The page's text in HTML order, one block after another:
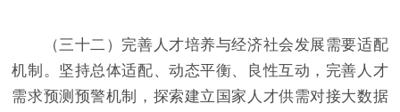
（三十二）完善人才培养与经济社会发展需要适配
机制。坚持总体适配、动态平衡、良性互动，完善人才
需求预测预警机制，探索建立国家人才供需对接大数据